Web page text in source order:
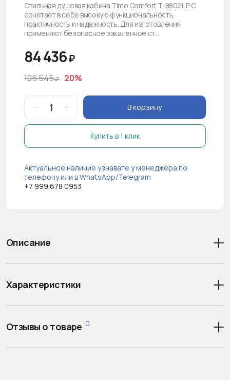
Стильная душевая кабина Timo Comfort T-8802L P C
сочетает в себе высокую функциональность,
практичность и надежность. Для изготовления
применяют безопасное закаленное ст...
84 436₽
105 545₽ 20%
В корзину
Купить в 1 клик
Актуальное наличие узнавате у менеджера по
телефону или в WhatsApp/Telegram
+7 999 678 0953
Описание
Характеристики
Отзывы о товаре 0